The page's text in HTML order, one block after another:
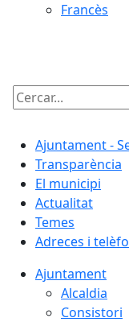
Francès
Cercar:
Ajuntament -
Transparència
El municipi
Actualitat
Temes
Adreces i
Ajuntament
Alcaldia
Consistori